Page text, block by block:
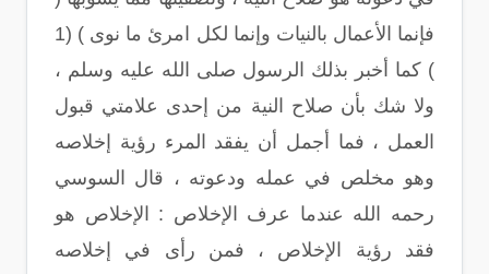
فإنما الأعمال بالنيات وإنما لكل امرئ ما نوى ) (1
) كما أخبر بذلك الرسول صلى الله عليه وسلم ،
ولا شك بأن صلاح النية من إحدى علامتي قبول
العمل ، فما أجمل أن يفقد المرء رؤية إخلاصه
وهو مخلص في عمله ودعوته ، قال السوسي
رحمه الله عندما عرف الإخلاص : الإخلاص هو
فقد رؤية الإخلاص ، فمن رأى في إخلاصه